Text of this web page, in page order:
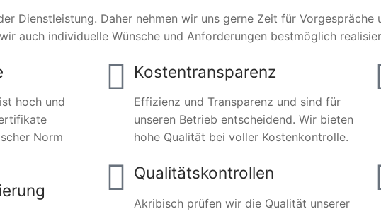
Dienstleistung. Daher nehmen wir uns gerne Zeit für
auch individuelle Wünsche und Anforderungen bestmöglich
hoch und
Norm
Kostentransparenz
Effizienz und Transparenz und sind für
unseren Betrieb entscheidend. Wir bieten
hohe Qualität bei voller Kostenkontrolle.
Qualitätskontrollen
Akribisch prüfen wir die Qualität unserer